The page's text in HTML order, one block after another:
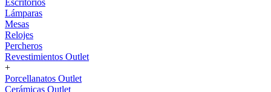
Escritorios
Lámparas
Mesas
Relojes
Percheros
Revestimientos Outlet
+
Porcellanatos Outlet
Cerámicas Outlet